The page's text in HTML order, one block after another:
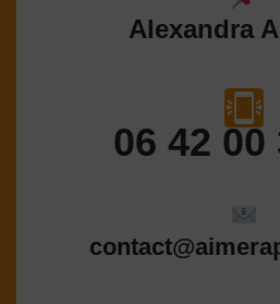
Alexandra
06 42 00